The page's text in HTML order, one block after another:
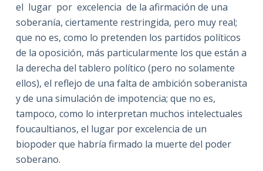
el lugar por excelencia de la afirmación de una
soberanía, ciertamente restringida, pero muy real;
que no es, como lo pretenden los partidos políticos
de la oposición, más particularmente los que están a
la derecha del tablero político (pero no solamente
ellos), el reflejo de una falta de ambición soberanista
y de una simulación de impotencia; que no es,
tampoco, como lo interpretan muchos intelectuales
foucaultianos, el lugar por excelencia de un
biopoder que habría firmado la muerte del poder
soberano.